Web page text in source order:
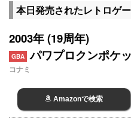
本日発売されたレトロゲ
2003年 (19周年)
GBA パワプロクンポケ
コナミ
Amazonで検索